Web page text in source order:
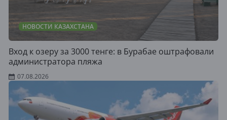
НОВОСТИ КАЗАХСТАНА
Вход к озеру за 3000 тенге: в Бурабае оштрафовали
администратора пляжа
07.08.2026